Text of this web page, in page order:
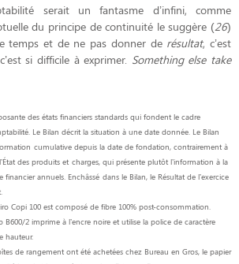
serait un fantasme d’infini, comme
du principe de continuité le suggère (26)
temps et de ne pas donner de résultat, c’est
si difficile à exprimer. Something else take
des états financiers standards qui fondent le cadre
Le Bilan décrit la situation à une date donnée. Le Bilan
cumulative depuis la date de fondation, contrairement à
des produits et charges, qui présente plutôt l’information à la
financier annuels. Enchâssé dans le Bilan, le Résultat de l’exercice
Copi 100 est composé de fibre 100% post-consommation.
B600/2 imprime à l’encre noire et utilise la police de caractère
hauteur.
de rangement ont été achetées chez Bureau en Gros, le papier